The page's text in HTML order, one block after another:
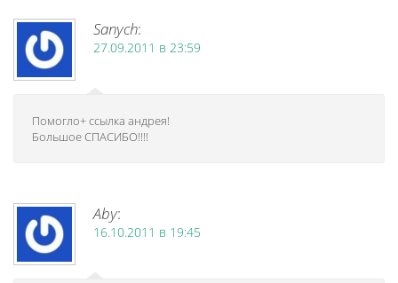
Sanych:
27.09.2011 в 23:59
Помогло+ ссылка андрея!
Большое СПАСИБО!!!!
Aby:
16.10.2011 в 19:45